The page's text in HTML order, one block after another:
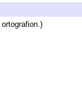
ortografion.)